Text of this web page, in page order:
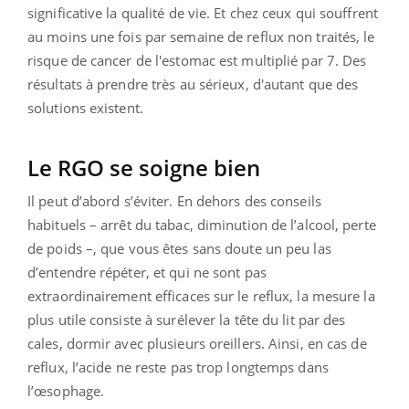
significative la qualité de vie. Et chez ceux qui souffrent
au moins une fois par semaine de reflux non traités, le
risque de cancer de l'estomac est multiplié par 7. Des
résultats à prendre très au sérieux, d'autant que des
solutions existent.
Le RGO se soigne bien
Il peut d’abord s’éviter. En dehors des conseils
habituels – arrêt du tabac, diminution de l’alcool, perte
de poids –, que vous êtes sans doute un peu las
d’entendre répéter, et qui ne sont pas
extraordinairement efficaces sur le reflux, la mesure la
plus utile consiste à surélever la tête du lit par des
cales, dormir avec plusieurs oreillers. Ainsi, en cas de
reflux, l’acide ne reste pas trop longtemps dans
l’œsophage.